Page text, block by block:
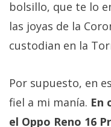
bolsillo, que te lo
las joyas de la
custodian en la
Por supuesto, en
fiel a mi manía. En
el Oppo Reno 16